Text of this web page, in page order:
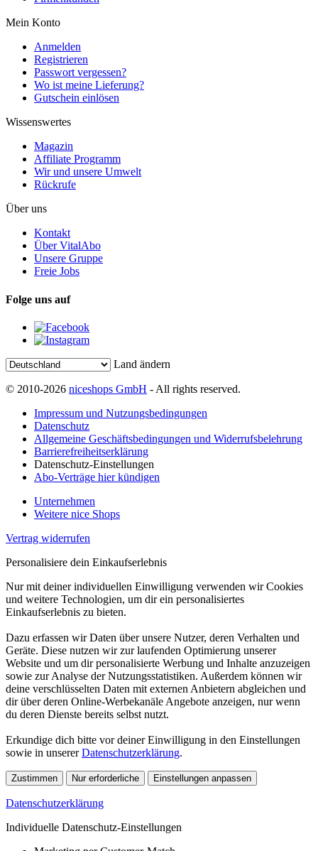
Mein Konto
Anmelden
Registrieren
Passwort vergessen?
Wo ist meine Lieferung?
Gutschein einlösen
Wissenswertes
Magazin
Affiliate Programm
Wir und unsere Umwelt
Rückrufe
Über uns
Kontakt
Über VitalAbo
Unsere Gruppe
Freie Jobs
Folge uns auf
Land ändern
© 2010-2026 niceshops GmbH - All rights reserved.
Impressum und Nutzungsbedingungen
Datenschutz
Allgemeine Geschäftsbedingungen und Widerrufsbelehrung
Barrierefreiheitserklärung
Datenschutz-Einstellungen
Abo-Verträge hier kündigen
Unternehmen
Weitere nice Shops
Vertrag widerrufen
Personalisiere dein Einkaufserlebnis
Nur mit deiner individuellen Einwilligung verwenden wir Cookies
und weitere Technologien, um dir ein personalisiertes
Einkaufserlebnis zu bieten.
Dazu erfassen wir Daten über unsere Nutzer, deren Verhalten und
Geräte. Diese nutzen wir zur laufenden Optimierung unserer
Website und um dir personalisierte Werbung und Inhalte anzuzeigen
sowie zur Analyse der Nutzungsstatistiken. Außerdem können wir
deine verschlüsselten Daten mit externen Anbietern abgleichen und
dir über deren Online-Werbekanäle Angebote anzeigen, nur wenn
du deren Dienste bereits selbst nutzt.
Erkundige dich bitte vor deiner Einwilligung in den Einstellungen
sowie in unsererDatenschutzerklärung.
Zustimmen Nur erforderliche Einstellungen anpassen
Datenschutzerklärung
Individuelle Datenschutz-Einstellungen